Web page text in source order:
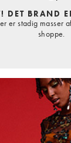
DET BRAND
er stadig masser
shoppe.